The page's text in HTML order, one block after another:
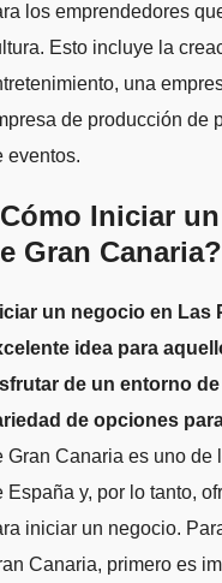
los emprendedores
Esto incluye la
una
de producción de
eventos.
Iniciar
Gran Canaria?
un negocio en Las
idea para
de un entorno
de opciones
Gran Canaria es uno de
España y, por lo tanto,
iniciar un negocio.
Canaria, primero es